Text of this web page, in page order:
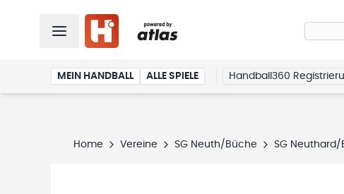
MEIN HANDBALL ALLE SPIELE Handball360
Home Vereine SG Neuth/Büche SG